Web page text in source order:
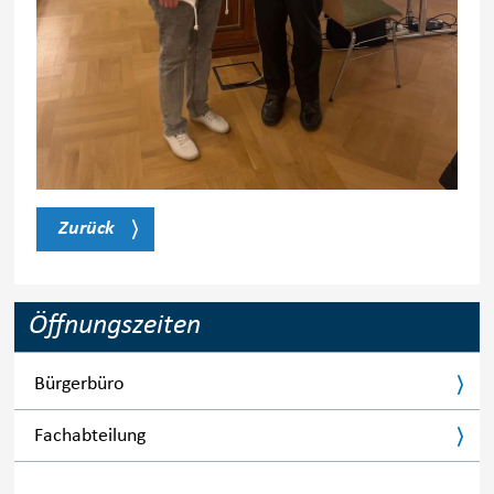
Zurück
Öffnungszeiten
Bürgerbüro
Fachabteilung